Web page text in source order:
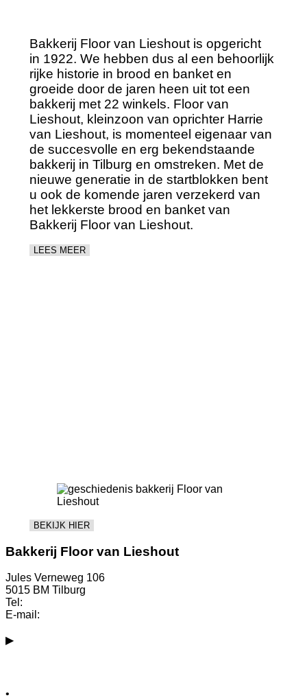
Bakkerij Floor van Lieshout is opgericht
in 1922. We hebben dus al een behoorlijk
rijke historie in brood en banket en
groeide door de jaren heen uit tot een
bakkerij met 22 winkels. Floor van
Lieshout, kleinzoon van oprichter Harrie
van Lieshout, is momenteel eigenaar van
de succesvolle en erg bekendstaande
bakkerij in Tilburg en omstreken. Met de
nieuwe generatie in de startblokken bent
u ook de komende jaren verzekerd van
het lekkerste brood en banket van
Bakkerij Floor van Lieshout.
LEES MEER
BEKIJK HIER
Bakkerij Floor van Lieshout
Jules Verneweg 106
5015 BM Tilburg
Tel:
E-mail:
▶
•